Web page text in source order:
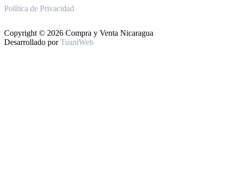
Política de Privacidad
Copyright © 2026 Compra y Venta Nicaragua
Desarrollado porTuaniWeb